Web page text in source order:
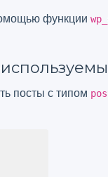
функции
посты с типом